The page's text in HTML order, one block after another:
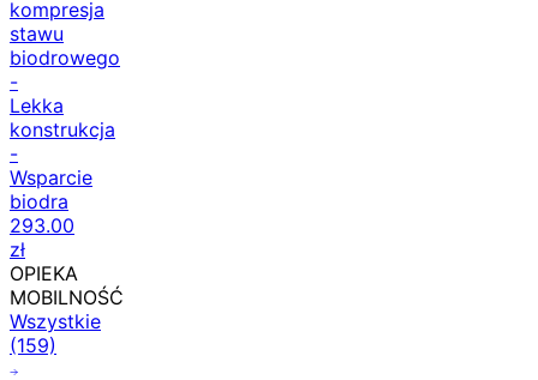
kompresja
stawu
biodrowego
-
Lekka
konstrukcja
-
Wsparcie
biodra
293.00
zł
OPIEKA
MOBILNOŚĆ
Wszystkie
(159)